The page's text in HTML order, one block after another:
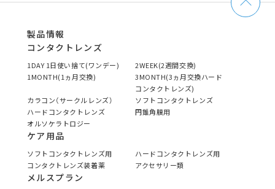
製品情報
コンタクトレンズ
1DAY 1日使い捨て(ワンデー)
2WEEK(2週間交換)
1MONTH(1ヵ月交換)
3MONTH(3ヵ月交換ハード
コンタクトレンズ)
カラコン（サークルレンズ）
ソフトコンタクトレンズ
ハードコンタクトレンズ
円錐角膜用
オルソケラトロジー
ケア用品
ソフトコンタクトレンズ用
ハードコンタクトレンズ用
コンタクトレンズ装着薬
アクセサリー類
メルスプラン